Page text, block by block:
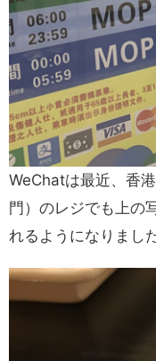
WeChatは最近、香
門）のレジでも上の
れるようになりました